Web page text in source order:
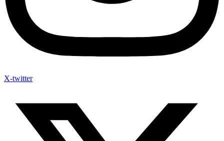
X-twitter